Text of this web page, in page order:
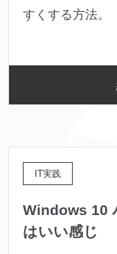
すくする方法。
IT実践
Windows 10
はいい感じ